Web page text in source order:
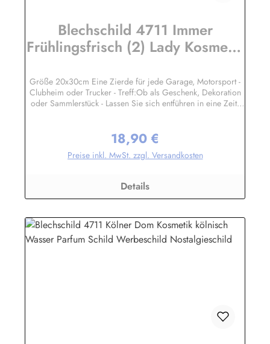
Blechschild 4711 Immer
Frühlingsfrisch (2) Lady Kosmetik
Werbeschild Eau de C
Größe 20x30cm Eine Zierde für jede Garage, Motorsport -
Clubheim oder Trucker - Treff:Ob als Geschenk, Dekoration
oder Sammlerstück - Lassen Sie sich entführen in eine Zeit,
Ihren Freunden eine dekorative Erinnerung an die gute alte
Zeit!Unsere Blechschilder sind in Super-Qualität aus
hochwertigem Metall (Stahlblech) gefertigt. Die Oberflächen
garantiert.Wir verkaufen nur original lizensierte
Werbeschilder. Herstellerinformationen:Heart of Ireland
Plakat-Industrie BPPM GmbHPorschestr. 921423 Winsen
Regulärer Preis:
18,90 €
Preise inkl. MwSt. zzgl. Versandkosten
Details